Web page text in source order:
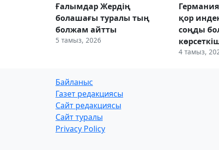
Ғалымдар Жердің
болашағы туралы тың
болжам айтты
5 тамыз, 2026
қор
соңды
4 тамыз,
Байланыс
Газет редакциясы
Сайт редакциясы
Сайт туралы
Privacy Policy